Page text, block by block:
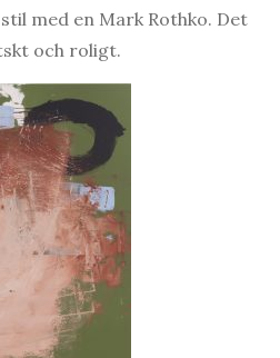
med en Mark Rothko. Det
och roligt.